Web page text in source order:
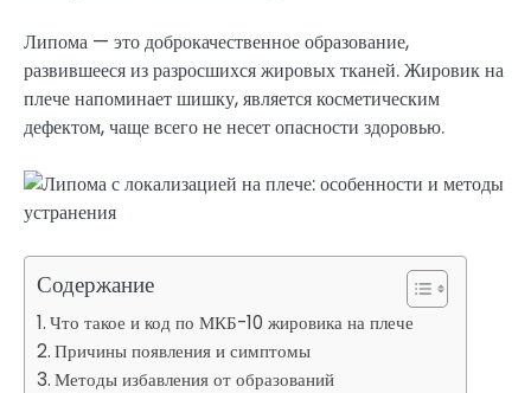
Липома — это доброкачественное образование,
развившееся из разросшихся жировых тканей. Жировик на
плече напоминает шишку, является косметическим
дефектом, чаще всего не несет опасности здоровью.
Содержание
Что такое и код по МКБ-10 жировика на плече
Причины появления и симптомы
Методы избавления от образований